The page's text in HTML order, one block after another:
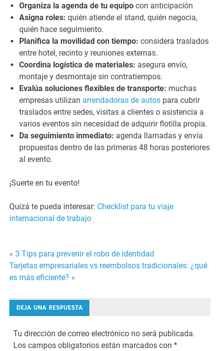
Organiza la agenda de tu equipocon anticipación
Asigna roles: quién atiende el stand, quién negocia,
quién hace seguimiento.
Planifica la movilidad con tiempo: considera traslados
entre hotel, recinto y reuniones externas.
Coordina logística de materiales: asegura envío,
montaje y desmontaje sin contratiempos.
Evalúa soluciones flexibles de transporte: muchas
empresas utilizan arrendadoras de autos para cubrir
traslados entre sedes, visitas a clientes o asistencia a
varios eventos sin necesidad de adquirir flotilla propia.
Da seguimiento inmediato: agenda llamadas y envía
propuestas dentro de las primeras 48 horas posteriores
al evento.
¡Suerte en tu evento!
Quizá te pueda interesar: Checklist para tu viaje
internacional de trabajo
Navegación
entradas
« 3 Tips para prevenir el robo de identidad
Tarjetas empresariales vs reembolsos tradicionales: ¿qué
es más eficiente? »
DEJA UNA RESPUESTA
Tu dirección de correo electrónico no será publicada.
Los campos obligatorios están marcados con*